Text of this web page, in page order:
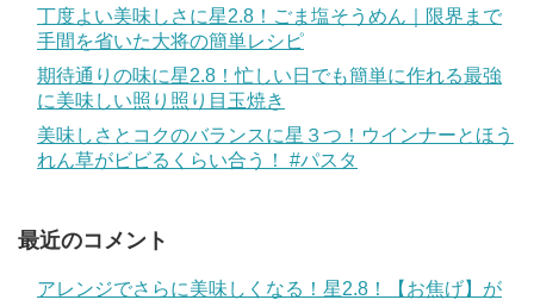
丁度よい美味しさに星2.8！ごま塩そうめん｜限界まで
手間を省いた大将の簡単レシピ
期待通りの味に星2.8！忙しい日でも簡単に作れる最強
に美味しい照り照り目玉焼き
美味しさとコクのバランスに星３つ！ウインナーとほう
れん草がビビるくらい合う！ #パスタ
最近のコメント
アレンジでさらに美味しくなる！星2.8！【お焦げ】が